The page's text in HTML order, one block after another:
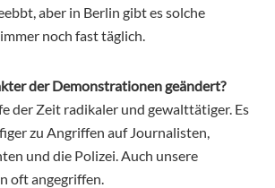
aber in Berlin gibt es solche
noch fast täglich.
der Demonstrationen geändert?
der Zeit radikaler und gewalttätiger. Es
zu Angriffen auf Journalisten,
und die Polizei. Auch unsere
oft angegriffen.